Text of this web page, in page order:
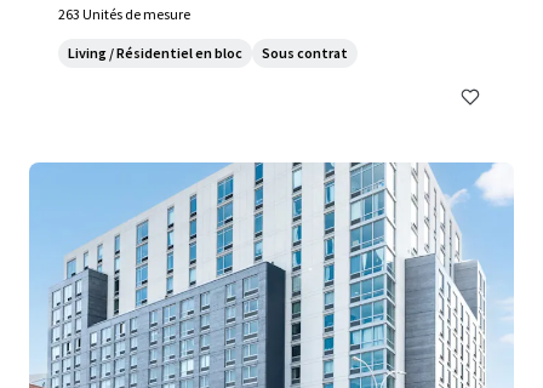
263 Unités de mesure
Living / Résidentiel en bloc Sous contrat